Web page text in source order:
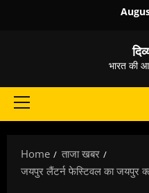
भारत की
Primary
Home
ताजा खबर
जयपुर लैंटर्न फेस्टिवल का जयपुर